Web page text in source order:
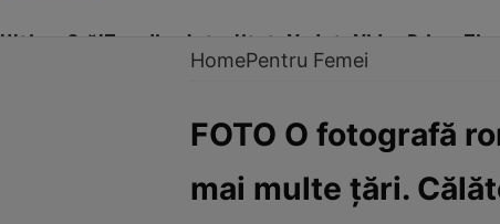
Ultima Oră!Trending Actualitate Vedete Video Prime Time
Dezvoltare personalăÎngrijire personalăCasă și grădină
HomePentru Femei
FOTO O fotografă
mai multe ţări.